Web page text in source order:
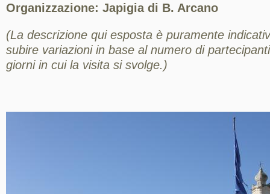
Organizzazione: Japigia di B. Arcano
(La descrizione qui esposta è puramente
subire variazioni in base al numero di
giorni in cui la visita si svolge.)